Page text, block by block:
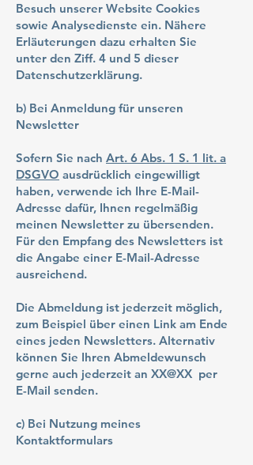
Besuch unserer Website Cookies
sowie Analysedienste ein. Nähere
Erläuterungen dazu erhalten Sie
unter den Ziff. 4 und 5 dieser
Datenschutzerklärung.
b) Bei Anmeldung für unseren
Newsletter
Sofern Sie nach Art. 6 Abs. 1 S. 1 lit. a
DSGVO ausdrücklich eingewilligt
haben, verwende ich Ihre E-Mail-
Adresse dafür, Ihnen regelmäßig
meinen Newsletter zu übersenden.
Für den Empfang des Newsletters ist
die Angabe einer E-Mail-Adresse
ausreichend.
Die Abmeldung ist jederzeit möglich,
zum Beispiel über einen Link am Ende
eines jeden Newsletters. Alternativ
können Sie Ihren Abmeldewunsch
gerne auch jederzeit an XX@XX per
E-Mail senden.
c) Bei Nutzung meines
Kontaktformulars